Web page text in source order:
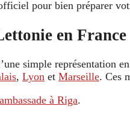
pour bien préparer
en France
simple représentation
, Lyon et Marseille. Ces
ambassade à Riga.